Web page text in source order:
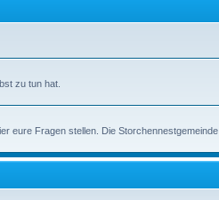
zu tun hat.
eure Fragen stellen. Die Storchennestgemeinde